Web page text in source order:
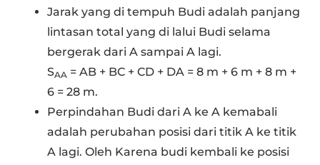
Jarak yang di tempuh Budi adalah panjang
lintasan total yang di lalui Budi selama
bergerak dari A sampai A lagi.
SAA = AB + BC + CD + DA = 8 m + 6 m + 8 m +
6 = 28 m.
Perpindahan Budi dari A ke A kemabali
adalah perubahan posisi dari titik A ke titik
A lagi. Oleh Karena budi kembali ke posisi